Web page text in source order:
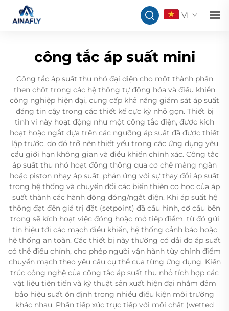
VI
công tắc áp suất mini
Công tắc áp suất thu nhỏ đại diện cho một thành phần
then chốt trong các hệ thống tự động hóa và điều khiển
công nghiệp hiện đại, cung cấp khả năng giám sát áp suất
đáng tin cậy trong các thiết kế cực kỳ nhỏ gọn. Thiết bị
tinh vi này hoạt động như một công tắc điện, được kích
hoạt hoặc ngắt dựa trên các ngưỡng áp suất đã được thiết
lập trước, do đó trở nên thiết yếu trong các ứng dụng yêu
cầu giới hạn không gian và điều khiển chính xác. Công tắc
áp suất thu nhỏ hoạt động thông qua cơ chế màng ngăn
hoặc piston nhạy áp suất, phản ứng với sự thay đổi áp suất
trong hệ thống và chuyển đổi các biến thiên cơ học của áp
suất thành các hành động đóng/ngắt điện. Khi áp suất hệ
thống đạt đến giá trị đặt (setpoint) đã cấu hình, cơ cấu bên
trong sẽ kích hoạt việc đóng hoặc mở tiếp điểm, từ đó gửi
tín hiệu tới các mạch điều khiển, hệ thống cảnh báo hoặc
hệ thống an toàn. Các thiết bị này thường có dải đo áp suất
có thể điều chỉnh, cho phép người vận hành tùy chỉnh điểm
chuyển mạch theo yêu cầu cụ thể của từng ứng dụng. Kiến
trúc công nghệ của công tắc áp suất thu nhỏ tích hợp các
vật liệu tiên tiến và kỹ thuật sản xuất hiện đại nhằm đảm
bảo hiệu suất ổn định trong nhiều điều kiện môi trường
khác nhau. Phần tiếp xúc trực tiếp với môi chất (wetted